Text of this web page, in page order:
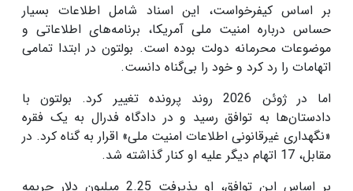
بر اساس کیفرخواست، این اسناد شامل اطلاعات بسیار
حساس درباره امنیت ملی آمریکا، برنامه‌های اطلاعاتی و
موضوعات محرمانه دولت بوده است. بولتون در ابتدا تمامی
اتهامات را رد کرد و خود را بی‌گناه دانست.
اما در ژوئن 2026 روند پرونده تغییر کرد. بولتون با
دادستان‌ها به توافق رسید و در دادگاه فدرال به یک فقره
«نگهداری غیرقانونی اطلاعات امنیت ملی» اقرار به گناه کرد. در
مقابل، 17 اتهام دیگر علیه او کنار گذاشته شد.
بر اساس این توافق، او پذیرفت 2.25 میلیون دلار جریمه